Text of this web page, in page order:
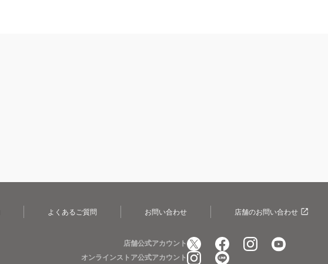
よくあるご質問 お問い合わせ 店舗のお問い合わせ
店舗公式アカウント
オンラインストア公式アカウント